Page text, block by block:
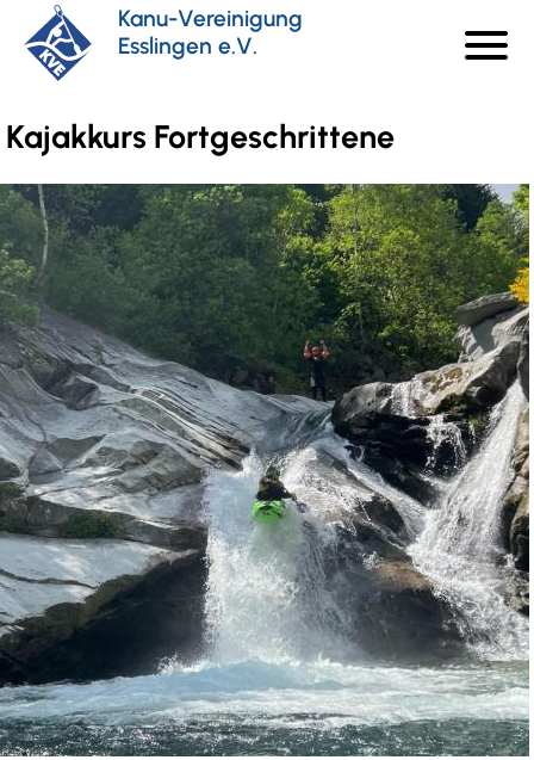
zum
Inhalt
Kanu-Vereinigung
Esslingen e.V.
menu
Kajakkurs Fortgeschrittene